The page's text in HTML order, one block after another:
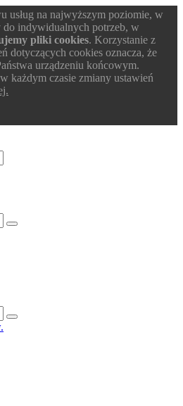
usług na najwyższym poziomie, w
do indywidualnych potrzeb, w
pliki cookies. Korzystanie z
dotyczących cookies oznacza, że
urządzeniu końcowym.
każdym czasie zmiany ustawień